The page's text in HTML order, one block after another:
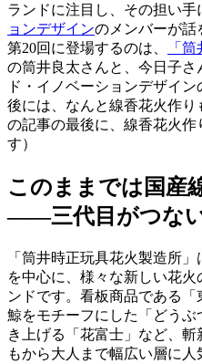
ランドに注目し、その担い手
ョンデザインのメンバーが話
第20回に登場するのは、
「
の筒井良太さんと、今日子
ド・イノベーションデザイ
後には、なんと線香花火作
の記事の最後に、線香花火作
す）
このままでは国産
――三代目がつな
「筒井時正玩具花火製造所
を中心に、様々な新しい花
ンドです。看板商品である
鯨をモチーフにした「どう
き上げる「花富士」など、
もから大人まで幅広い層に